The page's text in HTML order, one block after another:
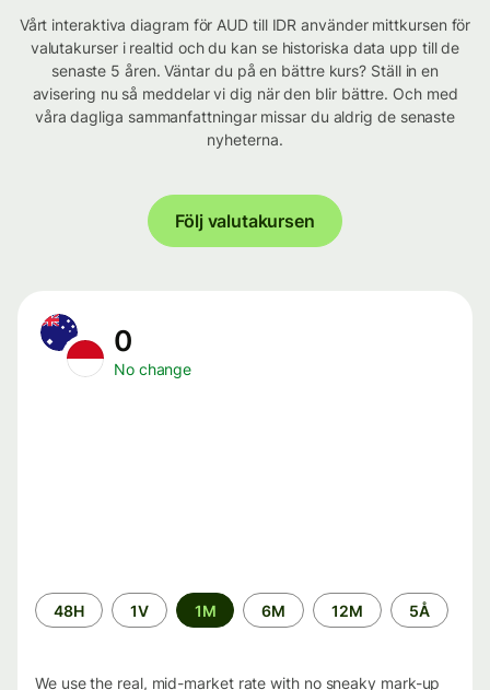
Vårt interaktiva diagram för AUD till IDR använder mittkursen för
valutakurser i realtid och du kan se historiska data upp till de
senaste 5 åren. Väntar du på en bättre kurs? Ställ in en
avisering nu så meddelar vi dig när den blir bättre. Och med
våra dagliga sammanfattningar missar du aldrig de senaste
nyheterna.
Följ valutakursen
0
No change
Time
period
48H 1V 1M 6M 12M 5Å
We use the real, mid-market rate with no sneaky mark-up